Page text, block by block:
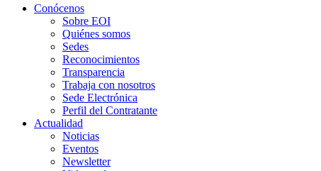
Conócenos
Sobre EOI
Quiénes somos
Sedes
Reconocimientos
Transparencia
Trabaja con nosotros
Sede Electrónica
Perfil del Contratante
Actualidad
Noticias
Eventos
Newsletter